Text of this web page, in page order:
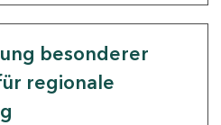
besonderer
regionale